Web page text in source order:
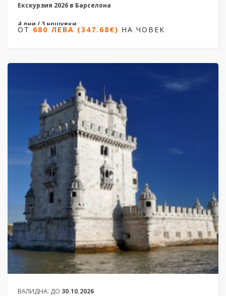
Екскурзия 2026 в Барселона
4 дни / 3 нощувки
ОТ 680 ЛЕВА (347.68€) НА ЧОВЕК
ВАЛИДНА: ДО 30.10.2026